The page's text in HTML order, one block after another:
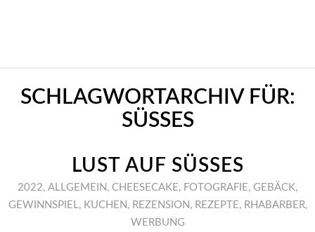
SCHLAGWORTARCHIV FÜR:
SÜSSES
LUST AUF SÜSSES
2022, ALLGEMEIN , CHEESECAKE, FOTOGRAFIE, GEBÄCK,
GEWINNSPIEL, KUCHEN , REZENSION , REZEPTE, RHABARBER,
WERBUNG